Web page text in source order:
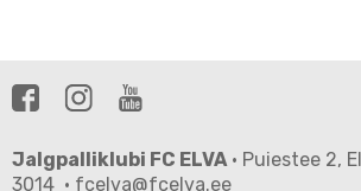
Jalgpalliklubi FC ELVA· Puiestee 2,
3014 · fcelva@fcelva.ee